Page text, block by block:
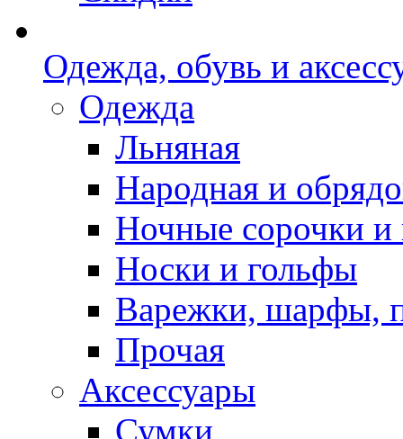
Одежда, обувь и
Одежда
Льняная
Народная и
Ночные сорочки
Носки и гольфы
Варежки, шарфы,
Прочая
Аксессуары
Сумки